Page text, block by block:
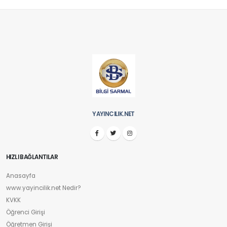
YAYINCILIK.NET
HIZLI BAĞLANTILAR
Anasayfa
www.yayincilik.net Nedir?
KVKK
Öğrenci Girişi
Öğretmen Girişi